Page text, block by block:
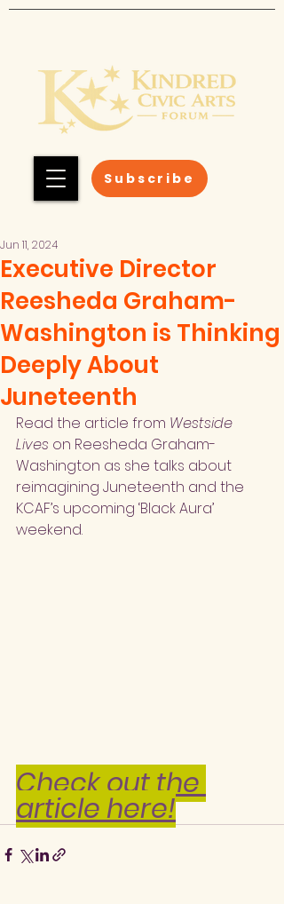
Subscribe
Executive Director
Reesheda Graham-
Washington is Thinking
Deeply About
Juneteenth
Jun 11, 2024
Read the article from Westside
Lives on Reesheda Graham-
Washington as she talks about
reimagining Juneteenth and the
KCAF’s upcoming ‘Black Aura’
weekend.
Check out the
article here!